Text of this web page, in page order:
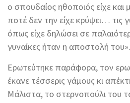
ο σπουδαίος ηθοποιός είχε και
ποτέ δεν την είχε κρύψει… τις
όπως είχε δηλώσει σε
γυναίκες ήταν η αποστολή του».
Ερωτεύτηκε παράφορα, τον
έκανε τέσσερις γάμους κι
Μάλιστα, το στερνοπούλι του